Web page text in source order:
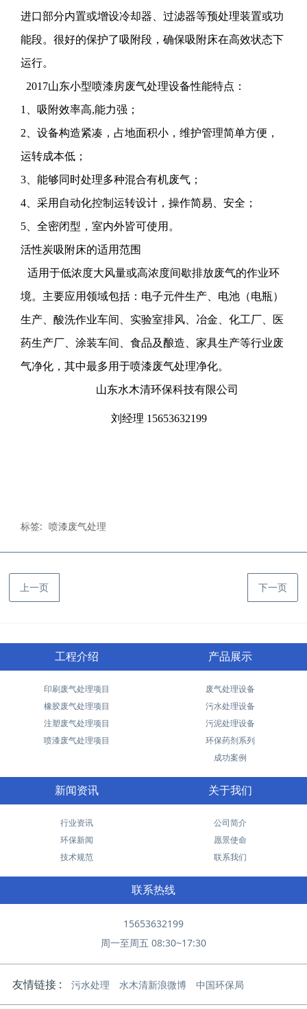
进口部分内置或增设冷却器、过滤器等预处理装置或功
能段。很好的保护了吸附段，确保吸附床在高效状态下
运行。
2017山东小型喷漆房废气处理设备性能特点：
1、吸附效率高,能力强；
2、设备构造紧凑，占地面积小，维护管理简单方便，
运转成本低；
3、能够同时处理多种混合有机废气；
4、采用自动化控制运转设计，操作简易、安全；
5、全密闭型，室内外皆可使用。
活性炭吸附床的适用范围
适用于低浓度大风量或高浓度间歇排放废气的作业环
境。主要应用领域包括：电子元件生产、电池（电瓶）
生产、酸洗作业车间、实验室排风、冶金、化工厂、医
药生产厂、涂装车间、食品及酿造、家具生产等行业废
气净化，其中最多用于喷漆废气处理净化。
山东水木清环保科技有限公司
刘经理 15653632199
标签: 喷漆废气处理
上一页 下一页
工程介绍
印刷废气处理项目
橡胶废气处理项目
注塑废气处理项目
喷漆废气处理项目
产品展示
废气处理设备
污水处理设备
污泥处理设备
环保药剂系列
成功案例
新闻资讯
行业资讯
环保新闻
技术规范
关于我们
公司简介
愿景使命
联系我们
联系热线
15653632199
周一至周五 08:30~17:30
友情链接 : 污水处理 水木清新浪微博 中国环保局